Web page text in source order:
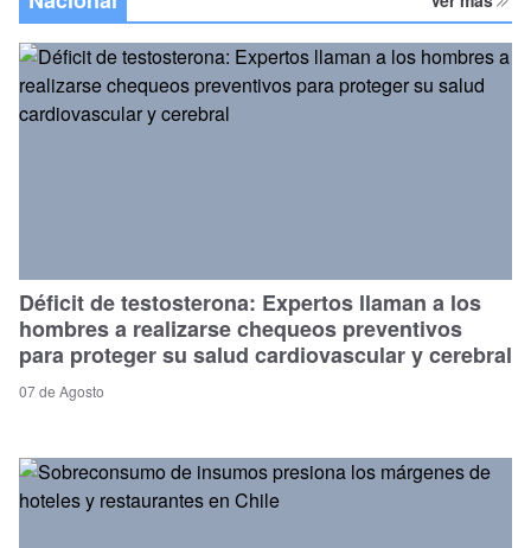
Déficit de testosterona: Expertos llaman a los
hombres a realizarse chequeos preventivos
para proteger su salud cardiovascular y cerebral
07 de Agosto